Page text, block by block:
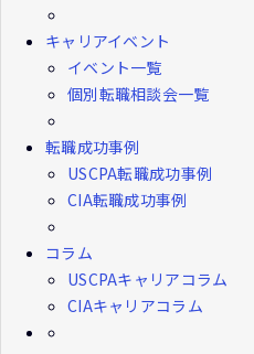
キャリアイベント
イベント一覧
個別転職相談会一覧
転職成功事例
USCPA転職成功事例
CIA転職成功事例
コラム
USCPAキャリアコラム
CIAキャリアコラム